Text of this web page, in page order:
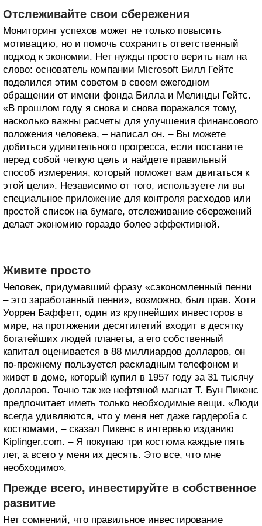
Отслеживайте свои сбережения
Мониторинг успехов может не только повысить
мотивацию, но и помочь сохранить ответственный
подход к экономии. Нет нужды просто верить нам на
слово: основатель компании Microsoft Билл Гейтс
поделился этим советом в своем ежегодном
обращении от имени фонда Билла и Мелинды Гейтс.
«В прошлом году я снова и снова поражался тому,
насколько важны расчеты для улучшения финансового
положения человека, – написал он. – Вы можете
добиться удивительного прогресса, если поставите
перед собой четкую цель и найдете правильный
способ измерения, который поможет вам двигаться к
этой цели». Независимо от того, используете ли вы
специальное приложение для контроля расходов или
простой список на бумаге, отслеживание сбережений
делает экономию гораздо более эффективной.
Живите просто
Человек, придумавший фразу «сэкономленный пенни
– это заработанный пенни», возможно, был прав. Хотя
Уоррен Баффетт, один из крупнейших инвесторов в
мире, на протяжении десятилетий входит в десятку
богатейших людей планеты, а его собственный
капитал оценивается в 88 миллиардов долларов, он
по-прежнему пользуется раскладным телефоном и
живет в доме, который купил в 1957 году за 31 тысячу
долларов. Точно так же нефтяной магнат Т. Бун Пикенс
предпочитает иметь только необходимые вещи. «Люди
всегда удивляются, что у меня нет даже гардероба с
костюмами, – сказал Пикенс в интервью изданию
Kiplinger.com. – Я покупаю три костюма каждые пять
лет, а всего у меня их десять. Это все, что мне
необходимо».
Прежде всего, инвестируйте в собственное
развитие
Нет сомнений, что правильное инвестирование